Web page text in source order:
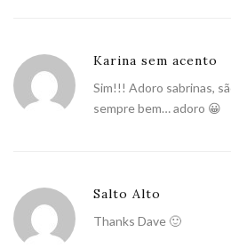
Karina sem acento
Sim!!! Adoro sabrinas,
sempre bem… adoro 😀
Salto Alto
Thanks Dave 🙂